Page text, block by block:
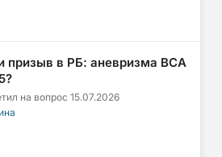
призыв в РБ: аневризма ВСА
на вопрос 15.07.2026